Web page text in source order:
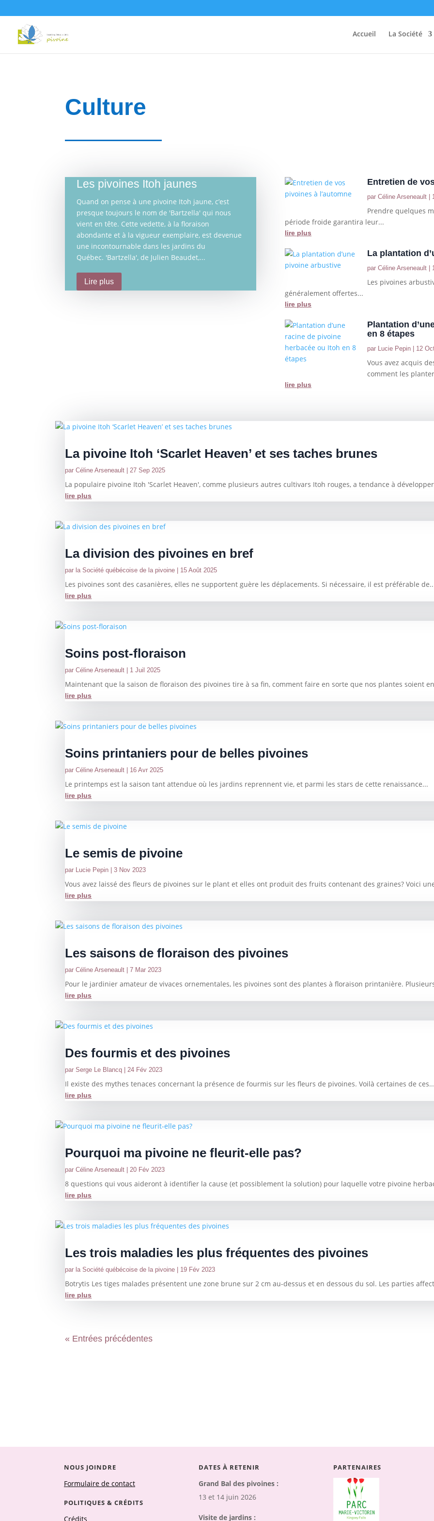
Accueil La Société
Culture
Les pivoines Itoh jaunes
Quand on pense à une pivoine Itoh jaune, c’est
presque toujours le nom de 'Bartzella' qui nous
vient en tête. Cette vedette, à la floraison
abondante et à la vigueur exemplaire, est devenue
une incontournable dans les jardins du
Québec. 'Bartzella', de Julien Beaudet,...
Lire plus
Entretien de
parCéline Arseneault
Prendre quelques
période froide garantira leur...
lire plus
La plantation
parCéline Arseneault
Les pivoines
généralement offertes...
lire plus
Plantation
en 8 étapes
par Lucie Pepin 12
Vous avez acquis
comment les
lire plus
La pivoine Itoh ‘Scarlet Heaven’ et ses taches brunes
parCéline Arseneault |27 Sep 2025
La populaire pivoine Itoh 'Scarlet Heaven', comme plusieurs autres cultivars Itoh rouges, a tendance à
lire plus
La division des pivoines en bref
par la Société québécoise de la pivoine 15 Août 2025
Les pivoines sont des casanières, elles ne supportent guère les déplacements. Si nécessaire, il est préférable
lire plus
Soins post-floraison
parCéline Arseneault 1 Juil 2025
Maintenant que la saison de floraison des pivoines tire à sa fin, comment faire en sorte que nos plantes soient
lire plus
Soins printaniers pour de belles pivoines
parCéline Arseneault 16 Avr 2025
Le printemps est la saison tant attendue où les jardins reprennent vie, et parmi les stars de cette renaissance...
lire plus
Le semis de pivoine
par Lucie Pepin |3 Nov 2023
Vous avez laissé des fleurs de pivoines sur le plant et elles ont produit des fruits contenant des graines? Voici
lire plus
Les saisons de floraison des pivoines
parCéline Arseneault |7 Mar 2023
Pour le jardinier amateur de vivaces ornementales, les pivoines sont des plantes à floraison printanière.
lire plus
Des fourmis et des pivoines
parSerge Le Blancq |24 Fév 2023
Il existe des mythes tenaces concernant la présence de fourmis sur les fleurs de pivoines. Voilà certaines de
lire plus
Pourquoi ma pivoine ne fleurit-elle pas?
parCéline Arseneault |20 Fév 2023
8 questions qui vous aideront à identifier la cause (et possiblement la solution) pour laquelle votre pivoine
lire plus
Les trois maladies les plus fréquentes des pivoines
par la Société québécoise de la pivoine 19 Fév 2023
Botrytis Les tiges malades présentent une zone brune sur 2 cm au-dessus et en dessous du sol. Les parties
lire plus
« Entrées précédentes
NOUS JOINDRE
Formulaire de contact
POLITIQUES & CRÉDITS
Crédits
DATES À RETENIR
Grand Bal des pivoines :
13 et 14 juin 2026
Visite de jardins :
PARTENAIRES